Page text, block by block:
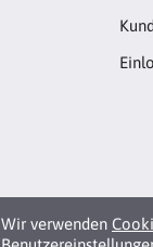
Wir verwenden